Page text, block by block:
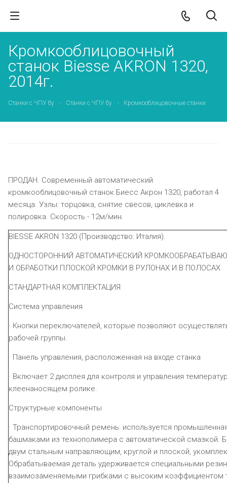
Кромкооблицовочный
станок Biesse AKRON 1320,
2014г.
Станки с ЧПУ бу Станки с ЧПУ бу Кромкооблицовочные станки
ПРОДАН. Современный автоматический
кромкооблицовочный станок Биесс Акрон 1320, работал 4
месяца. Узлы: торцовка, снятие свесов, циклевка и
полировка. Скорость - 12м/мин.
BIESSE AKRON 1320 (Производство: Италия).
ОДНОСТОРОННИЙ АВТОМАТИЧЕСКИЙ
И ОБРАБОТКИ ПЛОСКОЙ КРОМКИ В РУЛОНАХ И В ПОЛОСАХ
СТАНДАРТНАЯ КОМПЛЕКТАЦИЯ
Система управления
· Кнопки переключателей, которые позволяют
рабочей группы.
· Панель управления, расположенная на входе станка
· Включает 2 дисплея для контроля и управления
клеенаносящем ролике.
Структурные компоненты
· Транспортировочный ремень: используется
башмаками из технополимера с автоматической
двум стальным направляющим, круглой и плоской,
Обрабатываемая деталь удерживается специальными
взаимозаменяемыми грибками с высоким коэффициентом